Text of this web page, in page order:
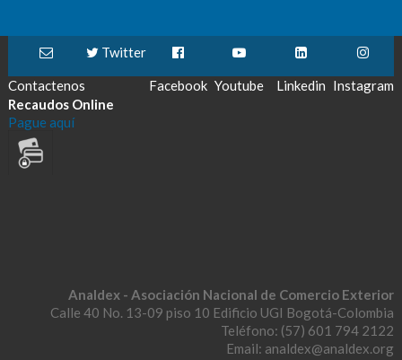
Contactenos
Twitter
Facebook Youtube Linkedin Instagram
Recaudos Online
Pague aquí
Analdex - Asociación Nacional de Comercio Exterior
Calle 40 No. 13-09 piso 10 Edificio UGI Bogotá-Colombia
Teléfono: (57) 601 794 2122
Email: analdex@analdex.org